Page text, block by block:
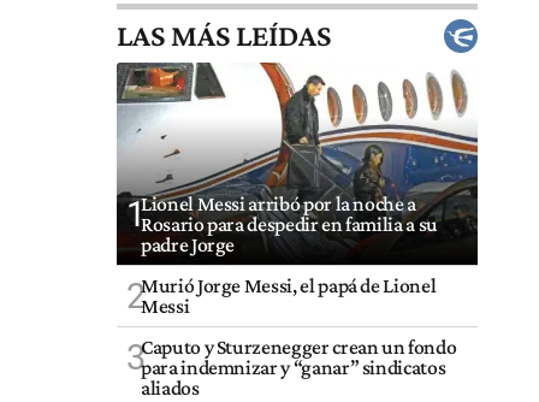
LAS MÁS LEÍDAS
1Lionel Messi arribó por la noche a
Rosario para despedir en familia a su
padre Jorge
2Murió Jorge Messi, el papá de Lionel
Messi
3Caputo y Sturzenegger crean un fondo
para indemnizar y “ganar” sindicatos
aliados